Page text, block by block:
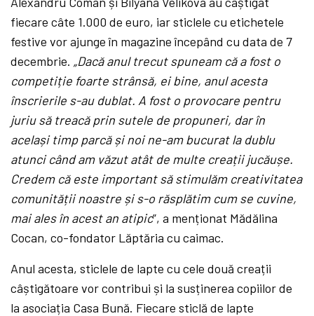
fiecare câte 1.000 de euro, iar sticlele cu etichetele
festive vor ajunge în magazine începând cu data de 7
decembrie. „Dacă anul trecut spuneam că a fost o
competiție foarte strânsă, ei bine, anul acesta
înscrierile s-au dublat. A fost o provocare pentru
juriu să treacă prin sutele de propuneri, dar în
același timp parcă și noi ne-am bucurat la dublu
atunci când am văzut atât de multe creații jucăușe.
Credem că este important să stimulăm creativitatea
comunității noastre și s-o răsplătim cum se cuvine,
mai ales în acest an atipic”, a menționat Mădălina
Cocan, co-fondator Lăptăria cu caimac.
Anul acesta, sticlele de lapte cu cele două creații
câștigătoare vor contribui și la susținerea copiilor de
la asociația Casa Bună. Fiecare sticlă de lapte